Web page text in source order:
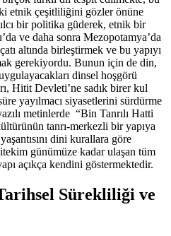
etnik çeşitliliğini gözler önüne
bir politika güderek, etnik bir
ve daha sonra Mezopotamya’da
altında birleştirmek ve bu yapıyı
gerekiyordu. Bunun için de din,
dinsel hoşgörü
Hitit Devleti’ne sadık birer kul
yayılmacı siyasetlerini sürdürme
metinlerde “Bin Tanrılı Hatti
tanrı-merkezli bir yapıya
dini kurallara göre
günümüze kadar ulaşan tüm
açıkça kendini göstermektedir.
Sürekliliği ve